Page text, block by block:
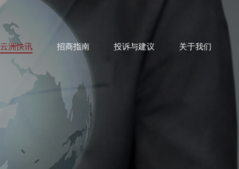
云洲快讯 招商指南 投诉与建议 关于我们